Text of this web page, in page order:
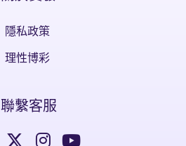
隱私政策
理性博彩
聯繫客服